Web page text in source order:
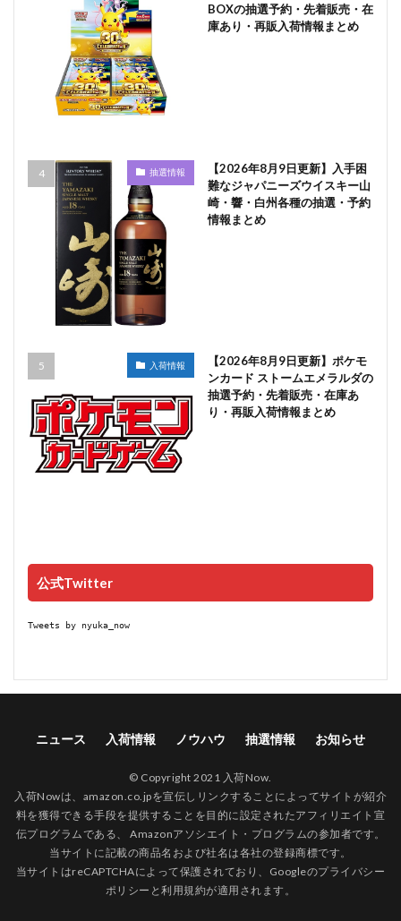
BOXの抽選予約・先着販売・在
庫あり・再販入荷情報まとめ
抽選情報
【2026年8月9日更新】入手困
難なジャパニーズウイスキー山
崎・響・白州各種の抽選・予約
情報まとめ
入荷情報
【2026年8月9日更新】ポケモ
ンカード ストームエメラルダの
抽選予約・先着販売・在庫あ
り・再販入荷情報まとめ
公式Twitter
Tweets by nyuka_now
ニュース 入荷情報 ノウハウ 抽選情報 お知らせ
© Copyright 2021 入荷Now.
入荷Nowは、amazon.co.jpを宣伝しリンクすることによってサイトが紹介
料を獲得できる手段を提供することを目的に設定されたアフィリエイト宣
伝プログラムである、 Amazonアソシエイト・プログラムの参加者です。
当サイトに記載の商品名および社名は各社の登録商標です。
当サイトはreCAPTCHAによって保護されており、Googleのプライバシー
ポリシー と利用規約が適用されます。